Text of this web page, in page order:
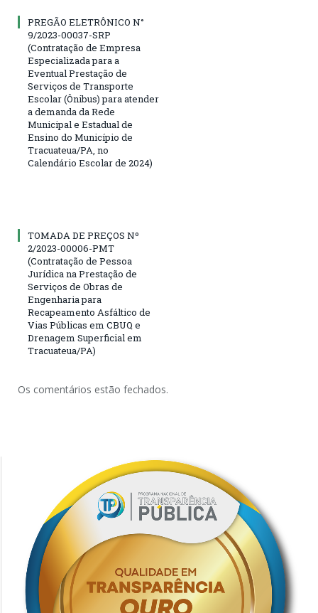
PREGÃO ELETRÔNICO N°
9/2023-00037-SRP
(Contratação de Empresa
Especializada para a
Eventual Prestação de
Serviços de Transporte
Escolar (Ônibus) para atender
a demanda da Rede
Municipal e Estadual de
Ensino do Município de
Tracuateua/PA, no
Calendário Escolar de 2024)
TOMADA DE PREÇOS Nº
2/2023-00006-PMT
(Contratação de Pessoa
Jurídica na Prestação de
Serviços de Obras de
Engenharia para
Recapeamento Asfáltico de
Vias Públicas em CBUQ e
Drenagem Superficial em
Tracuateua/PA)
Os comentários estão fechados.